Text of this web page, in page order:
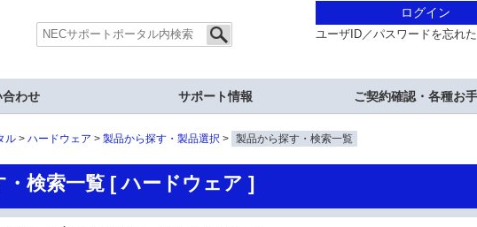
ログイン
ユーザID／パスワードを忘れ
合わせ サポート情報 ご契約確認・各種お
ル ハードウェア 製品から探す・製品選択 製品から探す・検索一覧
・検索一覧 [ ハードウェア ]